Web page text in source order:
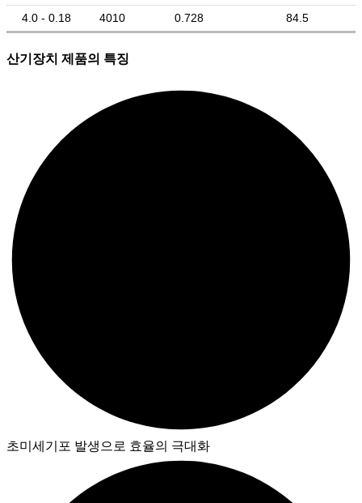
4.0 - 0.18 4010 0.728 84.5
산기장치 제품의 특징
초미세기포 발생으로 효율의 극대화